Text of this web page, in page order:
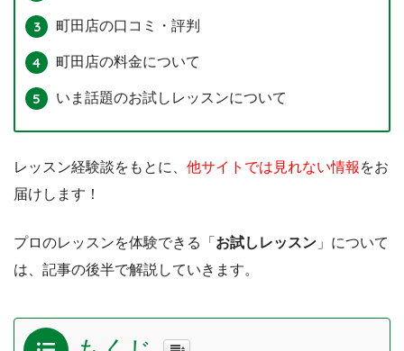
町田店の口コミ・評判
町田店の料金について
いま話題のお試しレッスンについて
レッスン経験談をもとに、 他サイトでは見れない情報 をお
届けします！
プロのレッスンを体験できる「 お試しレッスン 」について
は、記事の後半で解説していきます。